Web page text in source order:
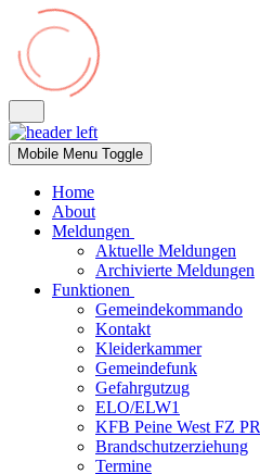
Mobile Menu Toggle
Home
About
Meldungen
Aktuelle Meldungen
Archivierte Meldungen
Funktionen
Gemeindekommando
Kontakt
Kleiderkammer
Gemeindefunk
Gefahrgutzug
ELO/ELW1
KFB Peine West FZ PR
Brandschutzerziehung
Termine